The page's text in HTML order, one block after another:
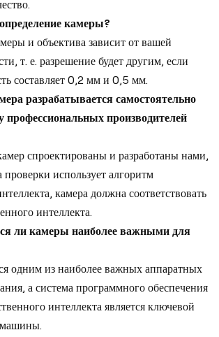
камеры?
и объектива зависит от вашей
т. е. разрешение будет другим, если
составляет 0,2 мм и 0,5 мм.
разрабатывается самостоятельно
профессиональных производителей
спроектированы и разработаны нами,
проверки использует алгоритм
камера должна соответствовать
интеллекта.
ли камеры наиболее важными для
одним из наиболее важных аппаратных
а система программного обеспечения
интеллекта является ключевой
машины.